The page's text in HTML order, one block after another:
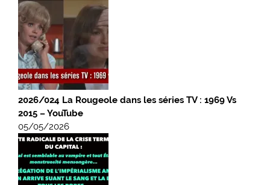
2026/024 La Rougeole dans les séries TV : 1969 Vs
2015 – YouTube
05/05/2026